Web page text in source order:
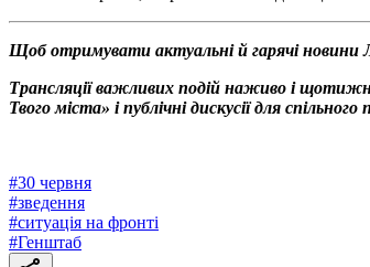
Щоб отримувати актуальні й гарячі новини
Трансляції важливих подій наживо і
Твого міста» і публічні дискусії для
#30 червня
#зведення
#ситуація на фронті
#Генштаб